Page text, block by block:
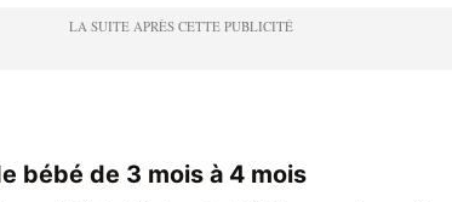
bébé de 3 mois à 4 mois